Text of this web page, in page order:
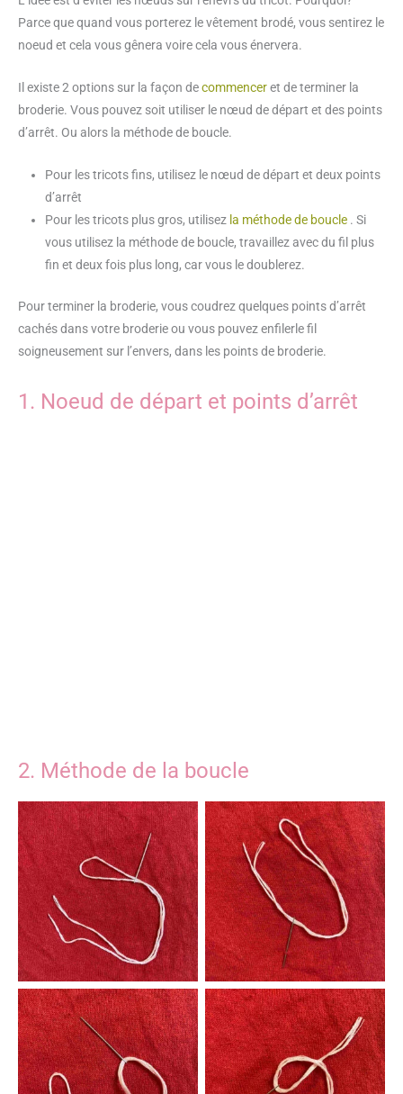
Parce que quand vous porterez le vêtement brodé, vous sentirez le
noeud et cela vous gênera voire cela vous énervera.
Il existe 2 options sur la façon decommenceret de terminer la
broderie. Vous pouvez soit utiliser le nœud de départ et des points
d’arrêt. Ou alors la méthode de boucle.
Pour les tricots fins, utilisez le nœud de départ et deux points
d’arrêt
Pour les tricots plus gros, utilisez la méthode de boucle . Si
vous utilisez la méthode de boucle, travaillez avec du fil plus
fin et deux fois plus long, car vous le doublerez.
Pour terminer la broderie, vous coudrez quelques points d’arrêt
cachés dans votre broderie ou vous pouvez enfilerle fil
soigneusement sur l’envers, dans les points de broderie.
1. Noeud de départ et points d’arrêt
2. Méthode de la boucle
Aucune légende Aucune légende
Aucune légende Aucune légende